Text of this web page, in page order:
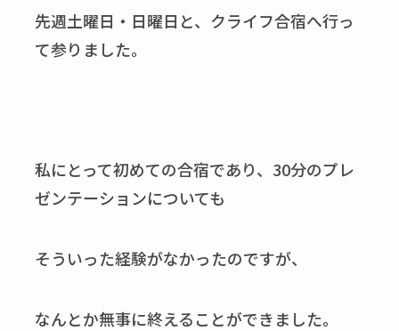
先週土曜日・日曜日と、クライフ合宿へ行っ
て参りました。
私にとって初めての合宿であり、30分のプレ
ゼンテーションについても
そういった経験がなかったのですが、
なんとか無事に終えることができました。